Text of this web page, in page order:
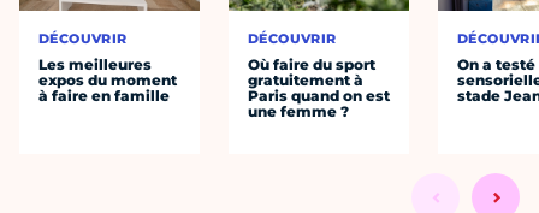
DÉCOUVRIR
Les meilleures
expos du moment
à faire en famille
DÉCOUVRIR
Où faire du sport
gratuitement à
Paris quand on est
une femme ?
On a
stade